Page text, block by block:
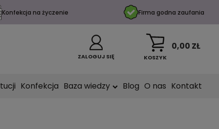
Konfekcja na życzenie Firma godna zaufania
ZALOGUJ SIĘ KOSZYK
0,00 ZŁ
Konfekcja Baza wiedzy Blog O nas Kontakt